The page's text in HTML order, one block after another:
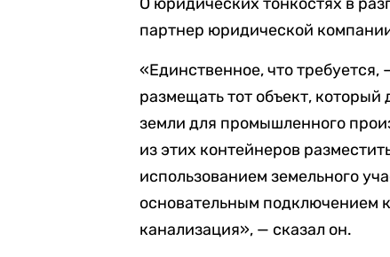
партнер юридической
«Единственное, что
размещать тот объект, который
земли для промышленного
из этих контейнеров
использованием земельного
основательным подключением
канализация», — сказал он.